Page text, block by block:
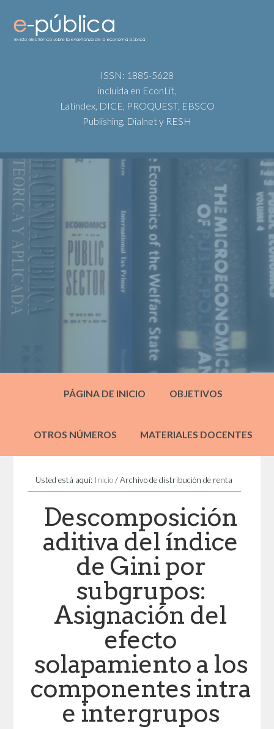
ISSN: 1885-5628
incluida en EconLit,
Latindex, DICE, PROQUEST, EBSCO
Publishing, Dialnet y RESH
PÁGINA DE INICIO OBJETIVOS
OTROS NÚMEROS MATERIALES DOCENTES
Usted está aquí: Inicio /Archivo de distribución de renta
Descomposición
aditiva del índice
de Gini por
subgrupos:
Asignación del
efecto
solapamiento a los
componentes intra
e intergrupos